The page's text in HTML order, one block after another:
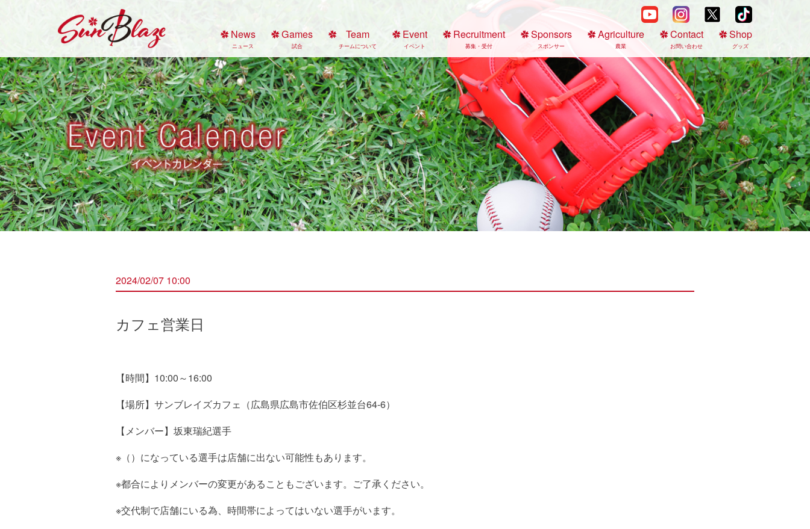
News
ニュース
Games
試合
Team
チームについて
Event
イベント
Recruitment
募集・受付
Sponsors
スポンサー
Agriculture
農業
Contact
お問い合わせ
Shop
グッズ
2024/02/07 10:00
カフェ営業日
【時間】10:00～16:00
【場所】サンブレイズカフェ（広島県広島市佐伯区杉並台64-6）
【メンバー】坂東瑞紀選手
※（）になっている選手は店舗に出ない可能性もあります。
※都合によりメンバーの変更があることもございます。ご了承ください。
※交代制で店舗にいる為、時間帯によってはいない選手がいます。